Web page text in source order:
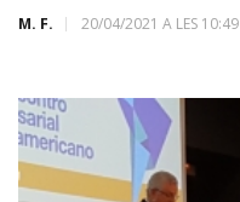
M. F. 20/04/2021 A LES 10:49